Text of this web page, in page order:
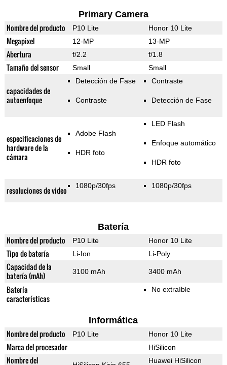
Primary Camera
Nombre del producto P10 Lite Honor 10 Lite
Megapixel 12-MP 13-MP
Abertura f/2.2 f/1.8
Tamaño del sensor Small Small
capacidades de
autoenfoque
Detección de Fase
Contraste
Contraste
Detección de Fase
especificaciones de
hardware de la
cámara
Adobe Flash
HDR foto
LED Flash
Enfoque automático
HDR foto
resoluciones de video 1080p/30fps 1080p/30fps
Batería
Nombre del producto P10 Lite Honor 10 Lite
Tipo de batería Li-Ion Li-Poly
Capacidad de la
batería (mAh)
3100 mAh 3400 mAh
Batería
características
No extraíble
Informática
Nombre del producto P10 Lite Honor 10 Lite
Marca del procesador HiSilicon
Nombre del
Huawei HiSilicon